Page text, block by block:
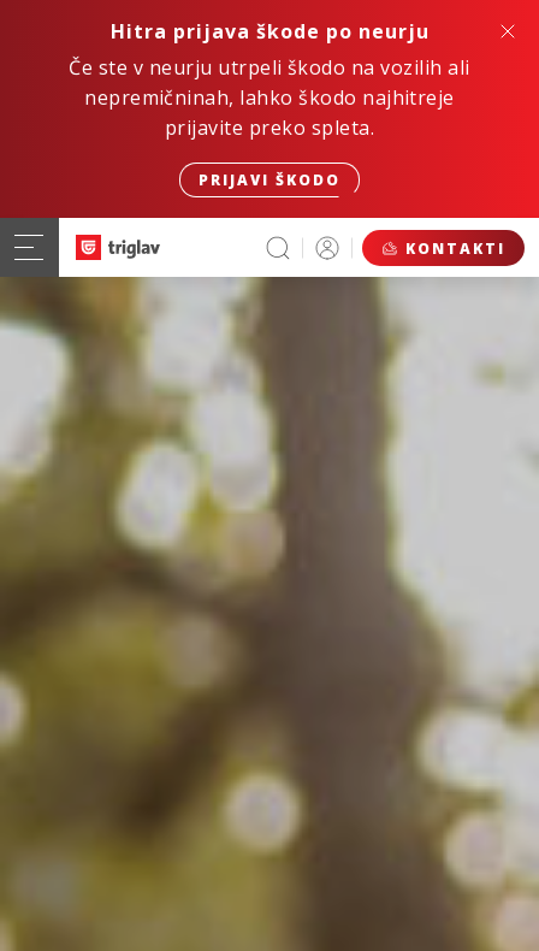
Hitra prijava škode po neurju
Če ste v neurju utrpeli škodo na vozilih ali
nepremičninah, lahko škodo najhitreje
prijavite preko spleta.
PRIJAVI ŠKODO
KONTAKTI